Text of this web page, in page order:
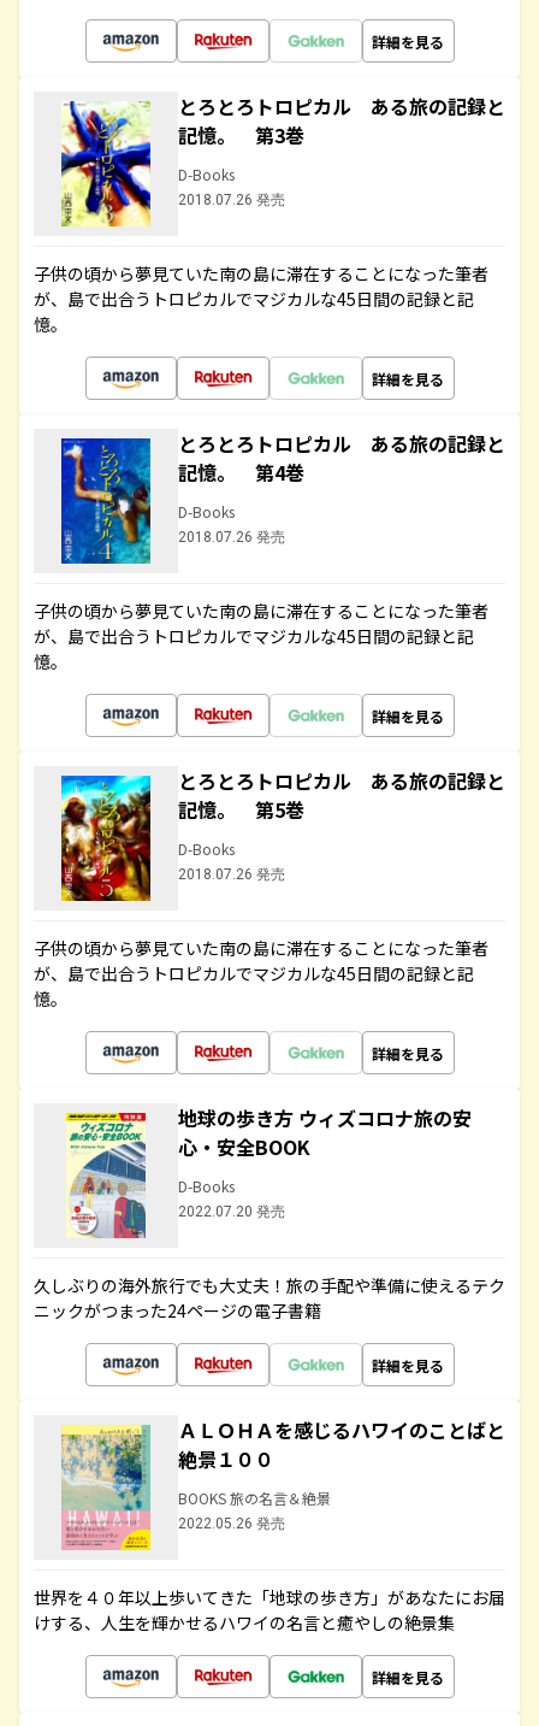
詳細を見る
とろとろトロピカル ある旅の記録と
記憶。 第3巻
D-Books
2018.07.26 発売
子供の頃から夢見ていた南の島に滞在することになった筆者
が、島で出合うトロピカルでマジカルな45日間の記録と記
憶。
詳細を見る
とろとろトロピカル ある旅の記録と
記憶。 第4巻
D-Books
2018.07.26 発売
子供の頃から夢見ていた南の島に滞在することになった筆者
が、島で出合うトロピカルでマジカルな45日間の記録と記
憶。
詳細を見る
とろとろトロピカル ある旅の記録と
記憶。 第5巻
D-Books
2018.07.26 発売
子供の頃から夢見ていた南の島に滞在することになった筆者
が、島で出合うトロピカルでマジカルな45日間の記録と記
憶。
詳細を見る
地球の歩き方 ウィズコロナ旅の安
心・安全BOOK
D-Books
2022.07.20 発売
久しぶりの海外旅行でも大丈夫！旅の手配や準備に使えるテク
ニックがつまった24ページの電子書籍
詳細を見る
ＡＬＯＨＡを感じるハワイのことばと
絶景１００
BOOKS 旅の名言＆絶景
2022.05.26 発売
世界を４０年以上歩いてきた「地球の歩き方」があなたにお届
けする、人生を輝かせるハワイの名言と癒やしの絶景集
詳細を見る